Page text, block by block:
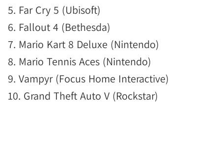
5. Far Cry 5 (Ubisoft)
6. Fallout 4 (Bethesda)
7. Mario Kart 8 Deluxe (Nintendo)
8. Mario Tennis Aces (Nintendo)
9. Vampyr (Focus Home Interactive)
10. Grand Theft Auto V (Rockstar)